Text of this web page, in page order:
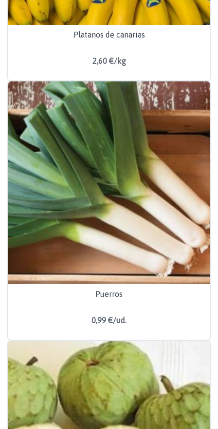
Platanos de canarias
2,60 €/kg
Puerros
0,99 €/ud.